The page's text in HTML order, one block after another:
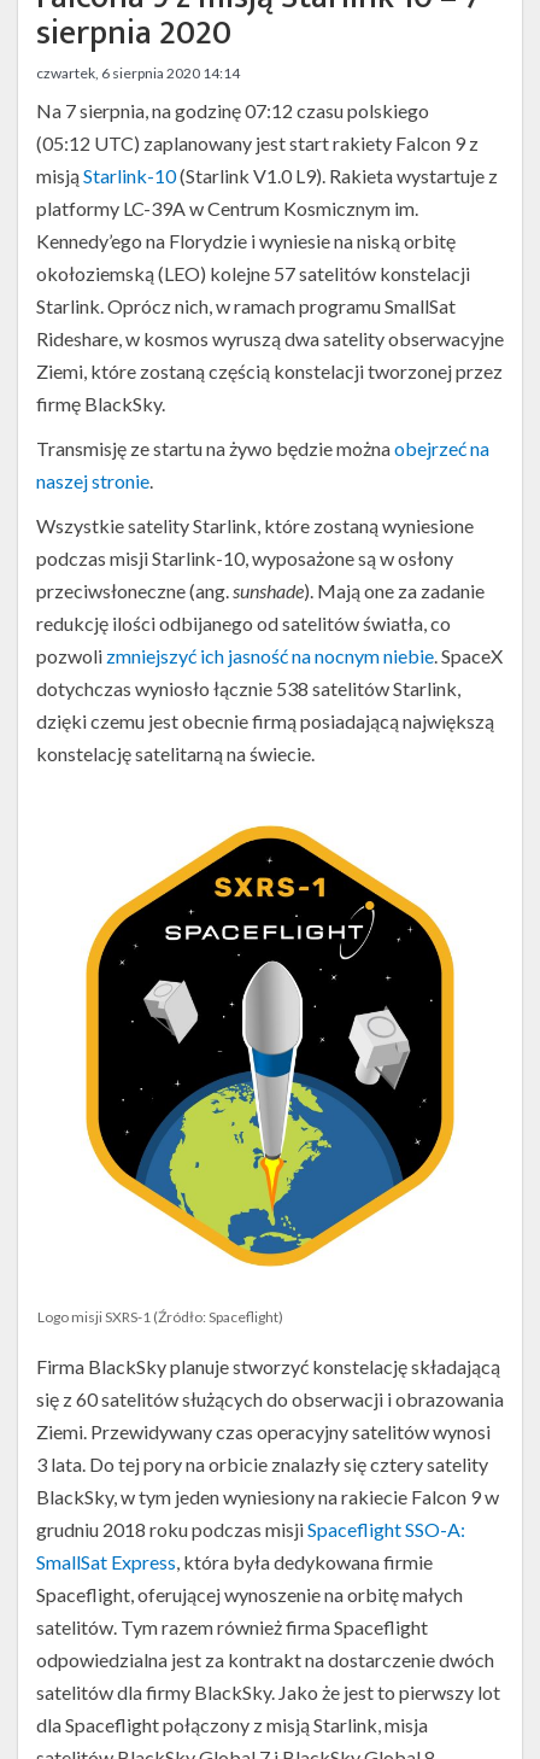
Kalendarze
sierpnia 2020
czwartek, 6 sierpnia 2020 14:14
Na 7 sierpnia, na godzinę 07:12 czasu polskiego
(05:12 UTC) zaplanowany jest start rakiety Falcon 9 z
misjąStarlink-10(Starlink V1.0 L9). Rakieta wystartuje z
platformy LC-39A w Centrum Kosmicznym im.
Kennedy’ego na Florydzie i wyniesie na niską orbitę
okołoziemską (LEO) kolejne 57 satelitów konstelacji
Starlink. Oprócz nich, w ramach programu SmallSat
Rideshare, w kosmos wyruszą dwa satelity obserwacyjne
Ziemi, które zostaną częścią konstelacji tworzonej przez
firmę BlackSky.
Transmisję ze startu na żywo będzie możnaobejrzeć na
naszej stronie
Wszystkie satelity Starlink, które zostaną wyniesione
podczas misji Starlink-10, wyposażone są w osłony
przeciwsłoneczne (ang. sunshade). Mają one za zadanie
redukcję ilości odbijanego od satelitów światła, co
pozwoli zmniejszyć ich jasność na nocnym niebie . SpaceX
dotychczas wyniosło łącznie 538 satelitów Starlink,
dzięki czemu jest obecnie firmą posiadającą największą
konstelację satelitarną na świecie.
Logo misji SXRS-1 (Źródło: Spaceflight)
Firma BlackSky planuje stworzyć konstelację składającą
się z 60 satelitów służących do obserwacji i obrazowania
Ziemi. Przewidywany czas operacyjny satelitów wynosi
3 lata. Do tej pory na orbicie znalazły się cztery satelity
BlackSky, w tym jeden wyniesiony na rakiecie Falcon 9 w
grudniu 2018 roku podczas misjiSpaceflight SSO-A:
SmallSat Express , która była dedykowana firmie
Spaceflight, oferującej wynoszenie na orbitę małych
satelitów. Tym razem również firma Spaceflight
odpowiedzialna jest za kontrakt na dostarczenie dwóch
satelitów dla firmy BlackSky. Jako że jest to pierwszy lot
dla Spaceflight połączony z misją Starlink, misja